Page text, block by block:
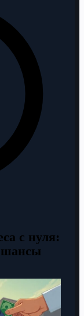
с нуля:
шансы